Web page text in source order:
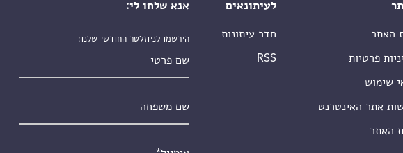
האתר
פרטיות
שימוש
אתר האינטרנט
האתר
לעיתונאים
חדר עיתונות
RSS
אנא שלחו לי:
הירשמו לניוזלטר החודשי שלנו: